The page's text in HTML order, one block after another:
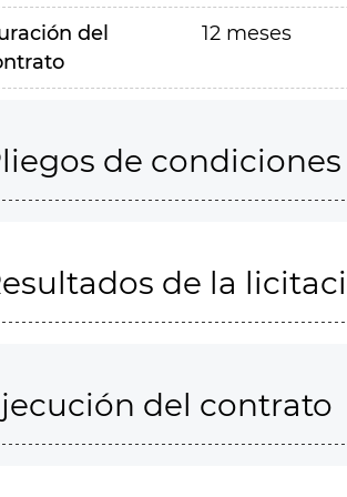
del
12 meses
de condiciones
de la
del contrato